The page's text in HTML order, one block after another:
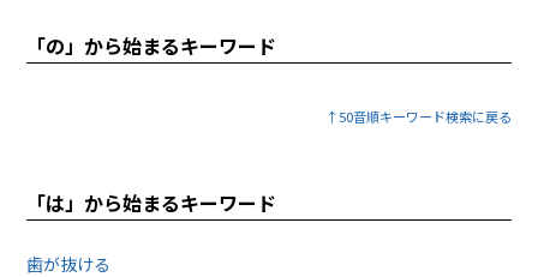
「の」から始まるキーワード
↑50音順キーワード検索に戻る
「は」から始まるキーワード
歯が抜ける